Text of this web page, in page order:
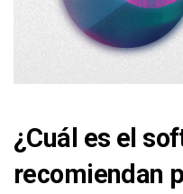
¿Cuál es el
recomiendan